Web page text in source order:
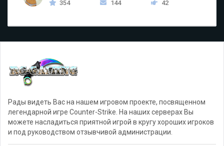
354
144 42
Рады видеть Вас на нашем игровом проекте, посвященном
легендарной игре Counter-Strike. На наших серверах Вы
можете насладиться приятной игрой в кругу хороших игроков
и под руководством отзывчивой администрации.